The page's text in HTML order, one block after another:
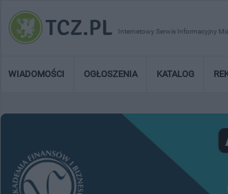
Internetowy Serwis Informacyjny
WIADOMOŚCI OGŁOSZENIA KATALOG